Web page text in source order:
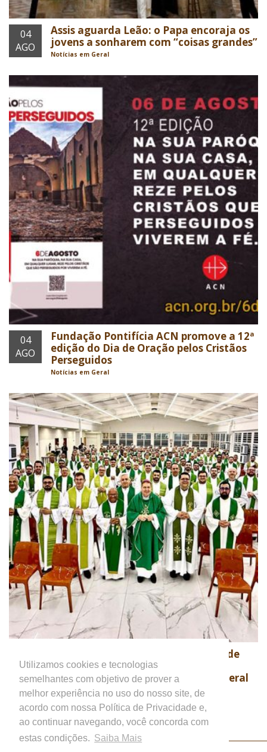
Utilizamos cookies e tecnologias
semelhantes com objetivo de prover a
melhor experiência no uso do nosso site, de
acordo com nossa Política de Privacidade e,
ao continuar navegando, você concorda com
estas condições. Saiba Mais
04
AGO
Assis aguarda Leão: o Papa encoraja os
jovens a sonharem com “coisas grandes”
Notícias em Geral
04
AGO
Fundação Pontifícia ACN promove a 12ª
edição do Dia de Oração pelos Cristãos
Perseguidos
Notícias em Geral
31
JUL
Encontro Nacional de Formadores de
Seminários debate os desafios da
cultura digital na formação presbiteral
Notícias em Geral